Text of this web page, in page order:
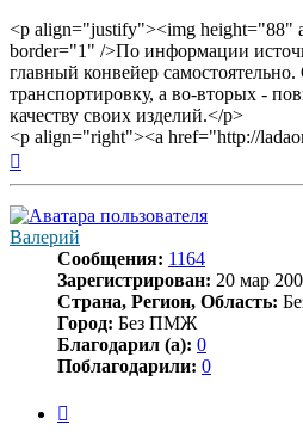
<p align="justify"><img height="88"
border="1" />По информации
главный конвейер
транспортировку, а во-вторых -
качеству своих изделий.</p>
<p align="right"><a href="http://
Валерий
Сообщения: 1164
Зарегистрирован: 20 мар
Страна, Регион, Область:
Город: Без ПМЖ
Благодарил (а): 0
Поблагодарили: 0